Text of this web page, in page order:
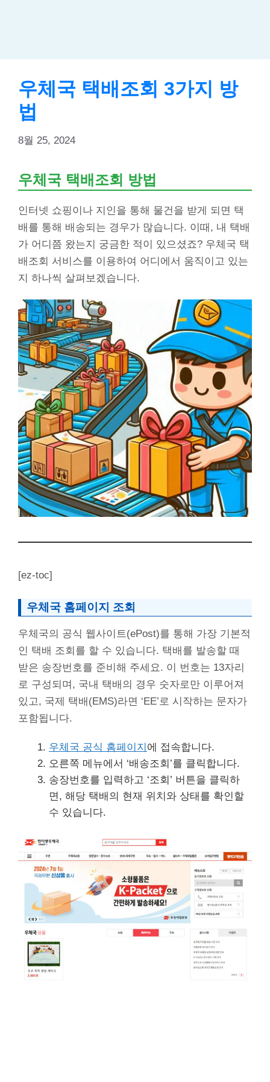
우체국 택배조회 3가지 방
법
8월 25, 2024
우체국 택배조회 방법
인터넷 쇼핑이나 지인을 통해 물건을 받게 되면 택
배를 통해 배송되는 경우가 많습니다. 이때, 내 택배
가 어디쯤 왔는지 궁금한 적이 있으셨죠? 우체국 택
배조회 서비스를 이용하여 어디에서 움직이고 있는
지 하나씩 살펴보겠습니다.
[ez-toc]
우체국 홈페이지 조회
우체국의 공식 웹사이트(ePost)를 통해 가장 기본적
인 택배 조회를 할 수 있습니다. 택배를 발송할 때
받은 송장번호를 준비해 주세요. 이 번호는 13자리
로 구성되며, 국내 택배의 경우 숫자로만 이루어져
있고, 국제 택배(EMS)라면 ‘EE’로 시작하는 문자가
포함됩니다.
우체국 공식 홈페이지 에 접속합니다.
오른쪽 메뉴에서 ‘배송조회’를 클릭합니다.
송장번호를 입력하고 ‘조회’ 버튼을 클릭하
면, 해당 택배의 현재 위치와 상태를 확인할
수 있습니다.